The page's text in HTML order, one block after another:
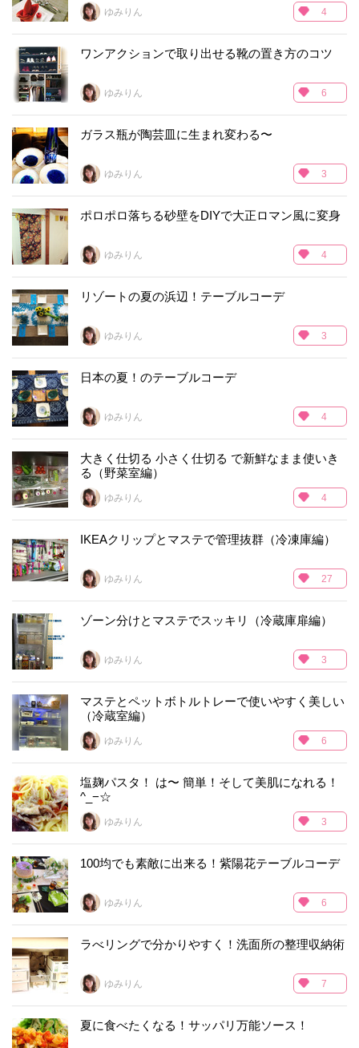
ゆみりん 4
ワンアクションで取り出せる靴の置き方のコツ
ゆみりん 6
ガラス瓶が陶芸皿に生まれ変わる〜
ゆみりん 3
ポロポロ落ちる砂壁をDIYで大正ロマン風に変身
ゆみりん 4
リゾートの夏の浜辺！テーブルコーデ
ゆみりん 3
日本の夏！のテーブルコーデ
ゆみりん 4
大きく仕切る 小さく仕切る で新鮮なまま使いき
る（野菜室編）
ゆみりん 4
IKEAクリップとマステで管理抜群（冷凍庫編）
ゆみりん 27
ゾーン分けとマステでスッキリ（冷蔵庫扉編）
ゆみりん 3
マステとペットボトルトレーで使いやすく美しい
（冷蔵室編）
ゆみりん 6
塩麹パスタ！ は〜 簡単！そして美肌になれる！
^_−☆
ゆみりん 3
100均でも素敵に出来る！紫陽花テーブルコーデ
ゆみりん 6
ラべリングで分かりやすく！洗面所の整理収納術
ゆみりん 7
夏に食べたくなる！サッパリ万能ソース！